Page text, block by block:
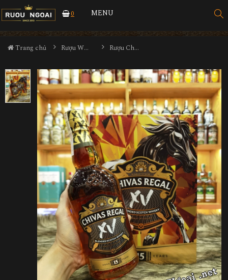
0 MENU
Trang chủ Rượu Whisky Rượu Chivas Regal XV Hộp Quà 2026